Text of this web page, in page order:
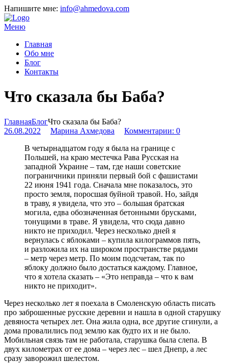
Напишите мне: info@ahmedova.com
Меню
Главная
Обо мне
Блог
Контакты
Что сказала бы Баба?
ГлавнаяБлогЧто сказала бы Баба?
26.08.2022
Марина Ахмедова
Комментарии: 0
В четырнадцатом году я была на границе с
Польшей, на краю местечка Рава Русская на
западной Украине – там, где наши советские
пограничники приняли первый бой с фашистами
22 июня 1941 года. Сначала мне показалось, это
просто земля, поросшая буйной травой. Но, зайдя
в траву, я увидела, что это – большая братская
могила, едва обозначенная бетонными брусками,
тонущими в траве. Я увидела, что сюда давно
никто не приходил. Через несколько дней я
вернулась с яблоками – купила килограммов пять,
и разложила их на широком пространстве рядами
– метр через метр. По моим подсчетам, так по
яблоку должно было достаться каждому. Главное,
что я хотела сказать – «Это неправда – что к вам
никто не приходит».
Через несколько лет я поехала в Смоленскую область писать
про заброшенные русские деревни и нашла в одной старушку
девяноста четырех лет. Она жила одна, все другие сгинули, а
дома провалились под землю как будто их и не было.
Мобильная связь там не работала, старушка была слепа. В
двух километрах от ее дома – через лес – шел Днепр, а лес
сразу заворожил шелестом.